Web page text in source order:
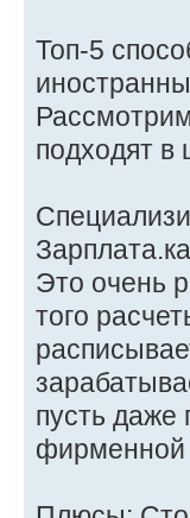
Топ-5
подходят в
Это очень
того
пусть даже
фирменной